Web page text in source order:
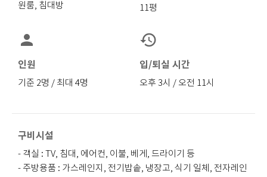
원룸, 침대방 11평
person
인원
기준 2명 / 최대 4명
restore
입/퇴실 시간
오후 3시 / 오전 11시
구비시설
- 객실 : TV, 침대, 에어컨, 이불, 베게, 드라이기 등
- 주방용품 : 가스레인지, 전기밥솥, 냉장고, 식기 일체, 전자레인